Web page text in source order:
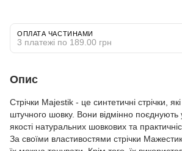
ОПЛАТА ЧАСТИНАМИ
3 платежі по 189.00 грн
Опис
Стрічки Majestik - це синтетичні стрічки,
штучного шовку. Вони відмінно поєднують
якості натуральних шовкових та
За своїми властивостями стрічки Мажестик